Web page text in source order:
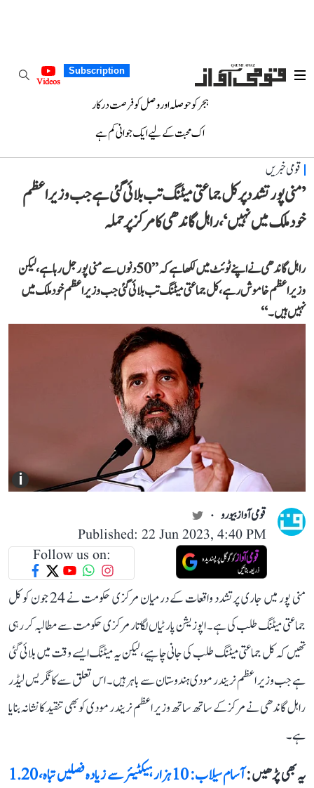
Subscription
Videos
ہجر کو حوصلہ اور وصل کو فرصت درکار
اک محبت کے لیے ایک جوانی کم ہے
قومی خبریں
’منی پور تشدد پر کل جماعتی میٹنگ تب بلائی گئی ہے جب وزیر اعظم
خود ملک میں نہیں‘، راہل گاندھی کا مرکز پر حملہ
راہل گاندھی نے اپنے ٹوئٹ میں لکھا ہے کہ ’’50 دنوں سے منی پور جل رہا ہے، لیکن
وزیر اعظم خاموش رہے، کل جماعتی میٹنگ تب بلائی گئی جب وزیر اعظم خود ملک میں
نہیں ہیں۔‘‘
i
قومی آواز بیورو
Published: 22 Jun 2023, 4:40 PM
Follow us on:
منی پور میں جاری پرتشدد واقعات کے درمیان مرکزی حکومت نے 24 جون کو کل
جماعتی میٹنگ طلب کی ہے۔ اپوزیشن پارٹیاں لگاتار مرکزی حکومت سے مطالبہ کر رہی
تھیں کہ کل جماعتی میٹنگ طلب کی جانی چاہیے، لیکن یہ میٹنگ ایسے وقت میں بلائی گئی
ہے جب وزیر اعظم نریندر مودی ہندوستان سے باہر ہیں۔ اس تعلق سے کانگریس لیڈر
راہل گاندھی نے مرکز کے ساتھ ساتھ وزیر اعظم نریندر مودی کو بھی تنقید کا نشانہ بنایا
ہے۔
یہ بھی پڑھیں :
آسام سیلاب: 10 ہزار ہیکٹیئر سے زیادہ فصلیں تباہ، 1.20